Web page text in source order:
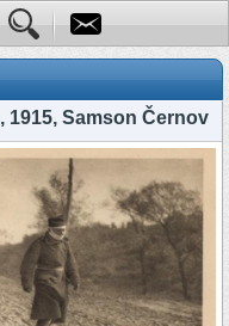
1915, Samson Černov